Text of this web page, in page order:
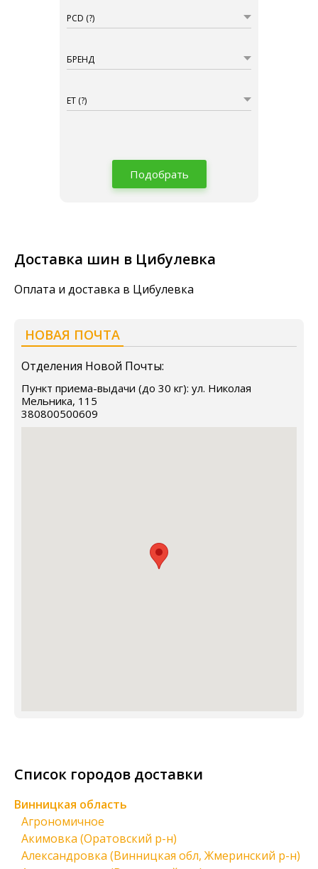
PCD (?)
БРЕНД
ET (?)
Подобрать
Доставка шин в Цибулевка
Оплата и доставка в Цибулевка
НОВАЯ ПОЧТА
Отделения Новой Почты:
Пункт приема-выдачи (до 30 кг): ул. Николая
Мельника, 115
380800500609
Список городов доставки
Винницкая область
Агрономичное
Акимовка (Оратовский р-н)
Александровка (Винницкая обл, Жмеринский р-н)